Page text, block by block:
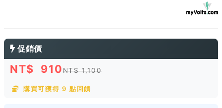
促銷價
NT$ 910NT$ 1,100
購買可獲得 9 點回饋